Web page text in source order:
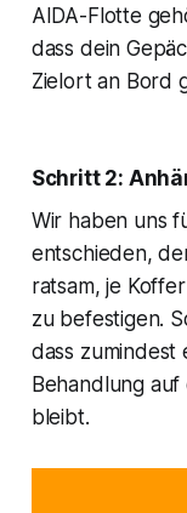
AIDA-Flotte
dass dein
Zielort an Bord
Schritt 2:
Wir haben uns
entschieden,
ratsam, je
zu befestigen.
dass zumindest
Behandlung
bleibt.